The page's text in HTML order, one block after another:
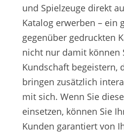
und Spielzeuge direkt
Katalog erwerben – ein
gegenüber gedruckten
nicht nur damit können
Kundschaft begeistern,
bringen zusätzlich
mit sich. Wenn Sie
einsetzen, können Sie
Kunden garantiert von